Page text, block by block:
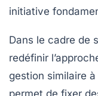
initiative
Dans le cadre de
redéfinir
gestion similaire à
permet de fixer